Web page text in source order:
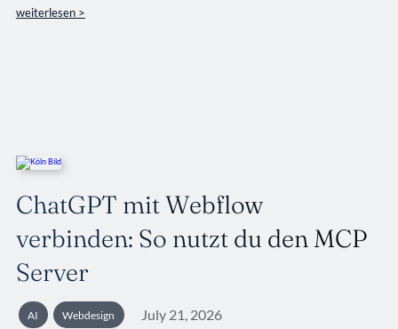
weiterlesen >
ChatGPT mit Webflow
verbinden: So nutzt du den MCP
Server
AI Webdesign July 21, 2026